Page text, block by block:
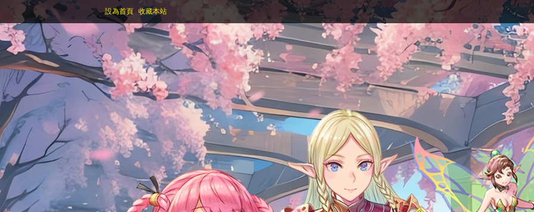
設為首頁 收藏本站